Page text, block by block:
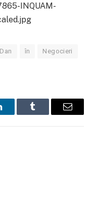
INQUAM-
Dan în Negocieri
Tumblr Email